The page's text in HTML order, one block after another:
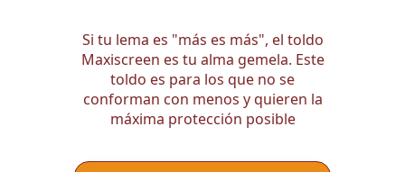
Si tu lema es "más es más", el toldo
Maxiscreen es tu alma gemela. Este
toldo es para los que no se
conforman con menos y quieren la
máxima protección posible